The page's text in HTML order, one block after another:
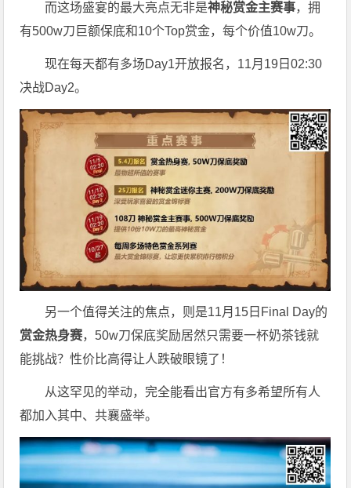
而这场盛宴的最大亮点无非是神秘赏金主赛事，拥
有500w刀巨额保底和10个Top赏金，每个价值10w刀。
现在每天都有多场Day1开放报名，11月19日02:30
决战Day2。
另一个值得关注的焦点，则是11月15日Final Day的
赏金热身赛，50w刀保底奖励居然只需要一杯奶茶钱就
能挑战？性价比高得让人跌破眼镜了！
从这罕见的举动，完全能看出官方有多希望所有人
都加入其中、共襄盛举。